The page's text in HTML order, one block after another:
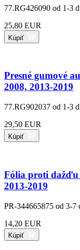
77.RG426090 od 1-3
25,80 EUR
Kúpiť
Presné gumové
2008, 2013-2019
77.RG902037 od 1-3
29,50 EUR
Kúpiť
Fólia proti dažďu
2013-2019
PR-344665875 od 3-7
14,20 EUR
Kúpiť